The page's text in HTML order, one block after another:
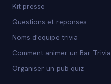
Kit presse
Questions et reponses
Noms d'equipe trivia
Comment animer un Bar Trivia
Organiser un pub quiz